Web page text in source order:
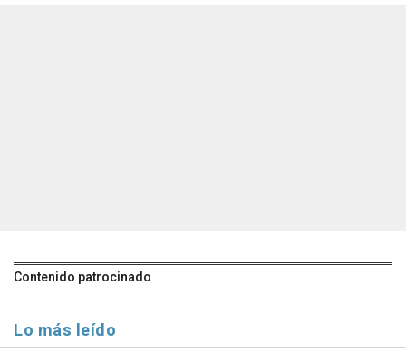
Contenido patrocinado
Lo más leído